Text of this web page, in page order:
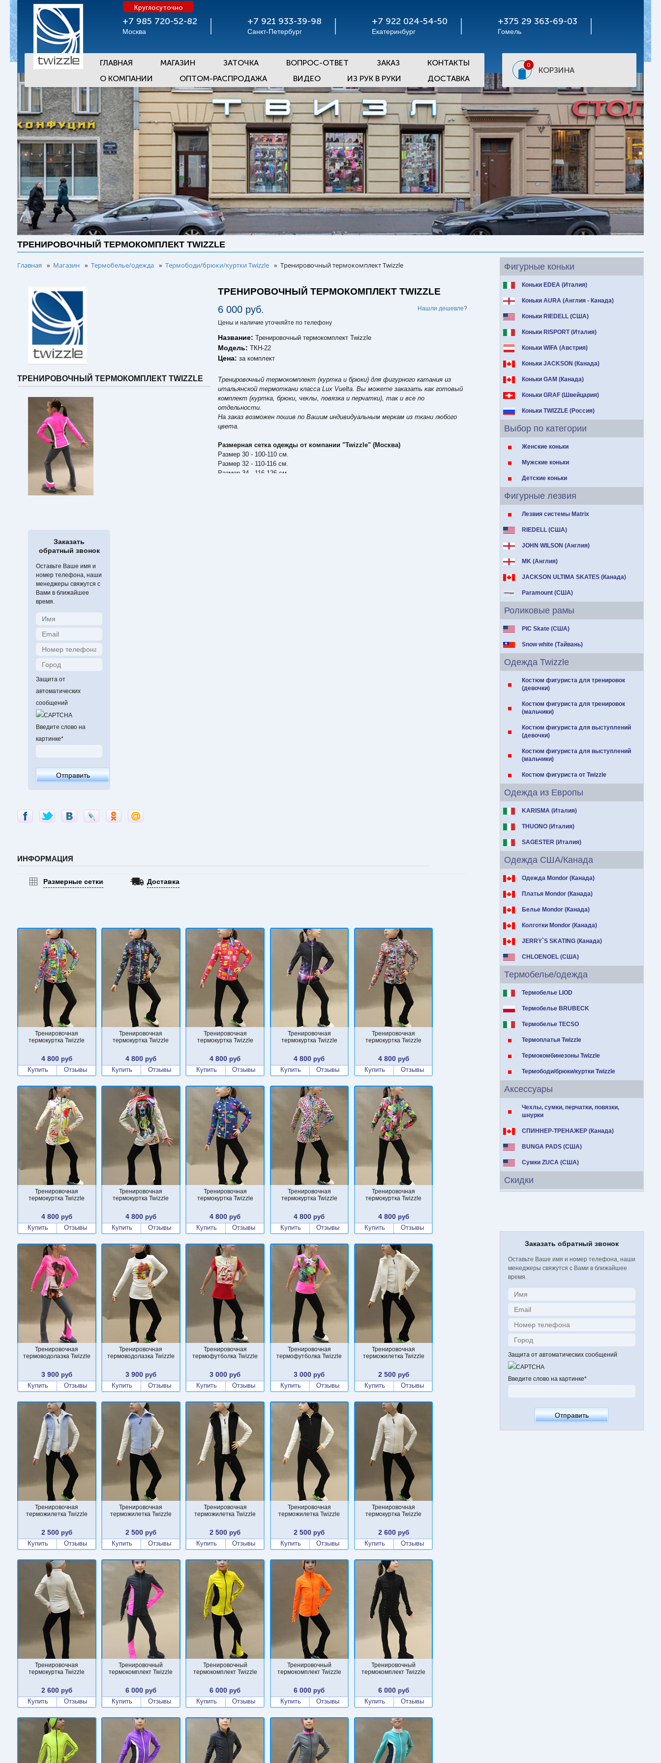
+7 985 720-52-82
Москва
Круглосуточно
+7 921 933-39-98
Санкт-Петербург
+7 922 024-54-50
Екатеринбург
+375 29 363-69-03
Гомель
ГЛАВНАЯ МАГАЗИН ЗАТОЧКА ВОПРОС-ОТВЕТ ЗАКАЗ
КОНТАКТЫ
О КОМПАНИИ
ОПТОМ-РАСПРОДАЖА ВИДЕО ИЗ РУК В РУКИ ДОСТАВКА
0
КОРЗИНА
ТРЕНИРОВОЧНЫЙ ТЕРМОКОМПЛЕКТ TWIZZLE
Фигурные коньки
Коньки EDEA (Италия)
Коньки AURA (Англия - Канада)
Коньки RIEDELL (США)
Коньки RISPORT (Италия)
Коньки WIFA (Австрия)
Коньки JACKSON (Канада)
Коньки GAM (Канада)
Коньки GRAF (Швейцария)
Коньки TWIZZLE (Россия)
Выбор по категории
Женские коньки
Мужские коньки
Детские коньки
Фигурные лезвия
Лезвия системы Matrix
RIEDELL (США)
JOHN WILSON (Англия)
MK (Англия)
JACKSON ULTIMA SKATES (Канада)
Paramount (США)
Роликовые рамы
PIC Skate (США)
Snow white (Тайвань)
Одежда Twizzle
Костюм фигуриста для тренировок
(девочки)
Костюм фигуриста для тренировок
(мальчики)
Костюм фигуриста для выступлений
(девочки)
Костюм фигуриста для выступлений
(мальчики)
Костюм фигуриста от Twizzle
Одежда из Европы
KARISMA (Италия)
THUONO (Италия)
SAGESTER (Италия)
Одежда США/Канада
Одежда Mondor (Канада)
Платья Mondor (Канада)
Белье Mondor (Канада)
Колготки Mondor (Канада)
JERRY`S SKATING (Канада)
CHLOENOEL (США)
Термобелье/одежда
Термобелье LIOD
Термобелье BRUBECK
Термобелье TECSO
Термоплатья Twizzle
Термокомбинезоны Twizzle
Термободи/брюки/куртки Twizzle
Аксессуары
Чехлы, сумки, перчатки, повязки,
шнурки
СПИННЕР-ТРЕНАЖЕР (Канада)
BUNGA PADS (США)
Сумки ZUCA (США)
Скидки
Заказать обратный звонок
Оставьте Ваше имя и номер телефона, наши
менеджеры свяжутся с Вами в ближайшее
время.
Защита от автоматических сообщений
Введите слово на картинке*
Главная » Магазин » Термобелье/одежда » Термободи/брюки/куртки Twizzle » Тренировочный термокомплект Twizzle
ТРЕНИРОВОЧНЫЙ ТЕРМОКОМПЛЕКТ TWIZZLE
Заказать
обратный звонок
Оставьте Ваше имя и
номер телефона, наши
менеджеры свяжутся с
Вами в ближайшее
время.
Защита от
автоматических
сообщений
Введите слово на
картинке*
ТРЕНИРОВОЧНЫЙ ТЕРМОКОМПЛЕКТ TWIZZLE
6 000 руб. Нашли дешевле?
Цены и наличие уточняйте по телефону
Название:Тренировочный термокомплект Twizzle
Модель:ТКН-22
Цена:за комплект
Тренировочный термокомплект (куртка и брюки) для фигурного катания из
итальянской термоткани класса Lux Vuelta. Вы можете заказать как готовый
комплект (куртка, брюки, чехлы, повязка и перчатки), так и все по
отдельности.
На заказ возможен пошив по Вашим индивидуальным меркам из ткани любого
цвета.
Размерная сетка одежды от компании "Twizzle" (Москва)
Размер 30 - 100-110 см.
Размер 32 - 110-116 см.
Размер 34 - 116-126 см.
ИНФОРМАЦИЯ
Размерные сетки Доставка
Тренировочная
термокуртка Twizzle
4 800руб
Купить
Отзывы
Тренировочная
термокуртка Twizzle
4 800руб
Купить
Отзывы
Тренировочная
термокуртка Twizzle
4 800 руб
Купить
Отзывы
Тренировочная
термокуртка Twizzle
4 800 руб
Купить
Отзывы
Тренировочная
термокуртка Twizzle
4 800руб
Купить
Отзывы
Тренировочная
термокуртка Twizzle
4 800руб
Купить
Отзывы
Тренировочная
термокуртка Twizzle
4 800руб
Купить
Отзывы
Тренировочная
термокуртка Twizzle
4 800 руб
Купить
Отзывы
Тренировочная
термокуртка Twizzle
4 800 руб
Купить
Отзывы
Тренировочная
термокуртка Twizzle
4 800руб
Купить
Отзывы
Тренировочная
термоводолазка Twizzle
3 900руб
Купить
Отзывы
Тренировочная
термоводолазка Twizzle
3 900руб
Купить
Отзывы
Тренировочная
термофутболка Twizzle
3 000 руб
Купить
Отзывы
Тренировочная
термофутболка Twizzle
3 000 руб
Купить
Отзывы
Тренировочная
терможилетка Twizzle
2 500руб
Купить
Отзывы
Тренировочная
терможилетка Twizzle
2 500руб
Купить
Отзывы
Тренировочная
терможилетка Twizzle
2 500руб
Купить
Отзывы
Тренировочная
терможилетка Twizzle
2 500 руб
Купить
Отзывы
Тренировочная
терможилетка Twizzle
2 500 руб
Купить
Отзывы
Тренировочная
термокуртка Twizzle
2 600руб
Купить
Отзывы
Тренировочная
термокуртка Twizzle
2 600руб
Купить
Отзывы
Тренировочный
термокомплект Twizzle
6 000руб
Купить
Отзывы
Тренировочный
термокомплект Twizzle
6 000 руб
Купить
Отзывы
Тренировочный
термокомплект Twizzle
6 000 руб
Купить
Отзывы
Тренировочный
термокомплект Twizzle
6 000руб
Купить
Отзывы